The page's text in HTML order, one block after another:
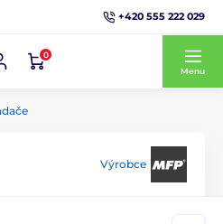
+420 555 222 029
0
Menu
Výrobce